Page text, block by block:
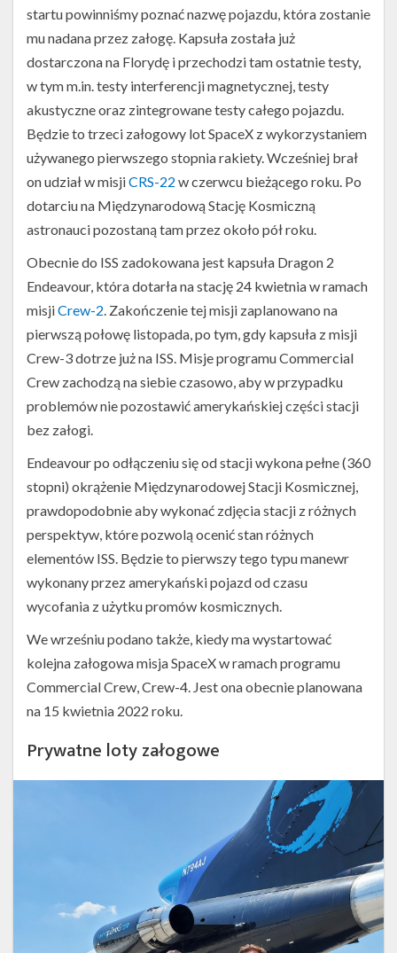
startu powinniśmy poznać nazwę pojazdu, która zostanie
mu nadana przez załogę. Kapsuła została już
dostarczona na Florydę i przechodzi tam ostatnie testy,
w tym m.in. testy interferencji magnetycznej, testy
akustyczne oraz zintegrowane testy całego pojazdu.
Będzie to trzeci załogowy lot SpaceX z wykorzystaniem
używanego pierwszego stopnia rakiety. Wcześniej brał
on udział w misjiCRS-22 w czerwcu bieżącego roku. Po
dotarciu na Międzynarodową Stację Kosmiczną
astronauci pozostaną tam przez około pół roku.
Obecnie do ISS zadokowana jest kapsuła Dragon 2
Endeavour, która dotarła na stację 24 kwietnia w ramach
misjiCrew-2. Zakończenie tej misji zaplanowano na
pierwszą połowę listopada, po tym, gdy kapsuła z misji
Crew-3 dotrze już na ISS. Misje programu Commercial
Crew zachodzą na siebie czasowo, aby w przypadku
problemów nie pozostawić amerykańskiej części stacji
bez załogi.
Endeavour po odłączeniu się od stacji wykona pełne (360
stopni) okrążenie Międzynarodowej Stacji Kosmicznej,
prawdopodobnie aby wykonać zdjęcia stacji z różnych
perspektyw, które pozwolą ocenić stan różnych
elementów ISS. Będzie to pierwszy tego typu manewr
wykonany przez amerykański pojazd od czasu
wycofania z użytku promów kosmicznych.
We wrześniu podano także, kiedy ma wystartować
kolejna załogowa misja SpaceX w ramach programu
Commercial Crew, Crew-4. Jest ona obecnie planowana
na 15 kwietnia 2022 roku.
Prywatne loty załogowe